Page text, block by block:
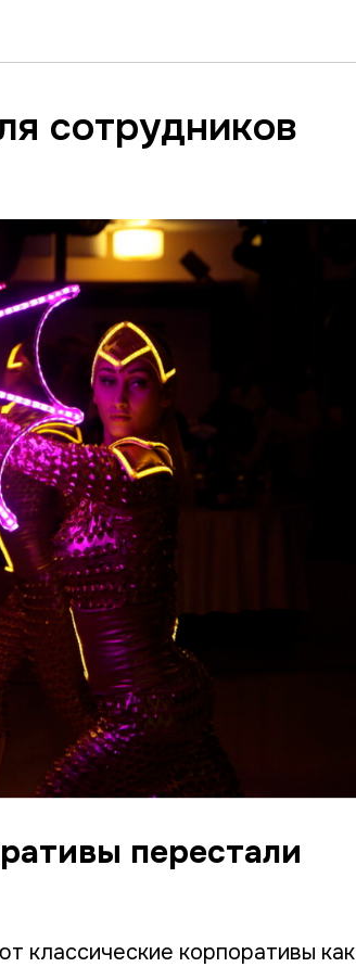
сотрудников
перестали
классические корпоративы как